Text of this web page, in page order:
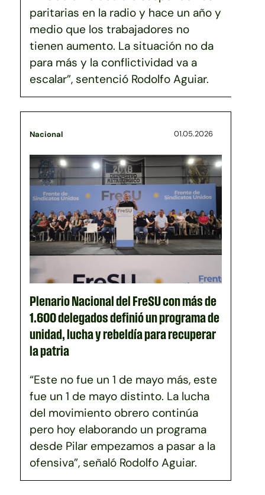
paritarias en la radio y hace un año y
medio que los trabajadores no
tienen aumento. La situación no da
para más y la conflictividad va a
escalar”, sentenció Rodolfo Aguiar.
Nacional 01.05.2026
Plenario Nacional del FreSU con más de
1.600 delegados definió un programa de
unidad, lucha y rebeldía para recuperar
la patria
“Este no fue un 1 de mayo más, este
fue un 1 de mayo distinto. La lucha
del movimiento obrero continúa
pero hoy elaborando un programa
desde Pilar empezamos a pasar a la
ofensiva”, señaló Rodolfo Aguiar.